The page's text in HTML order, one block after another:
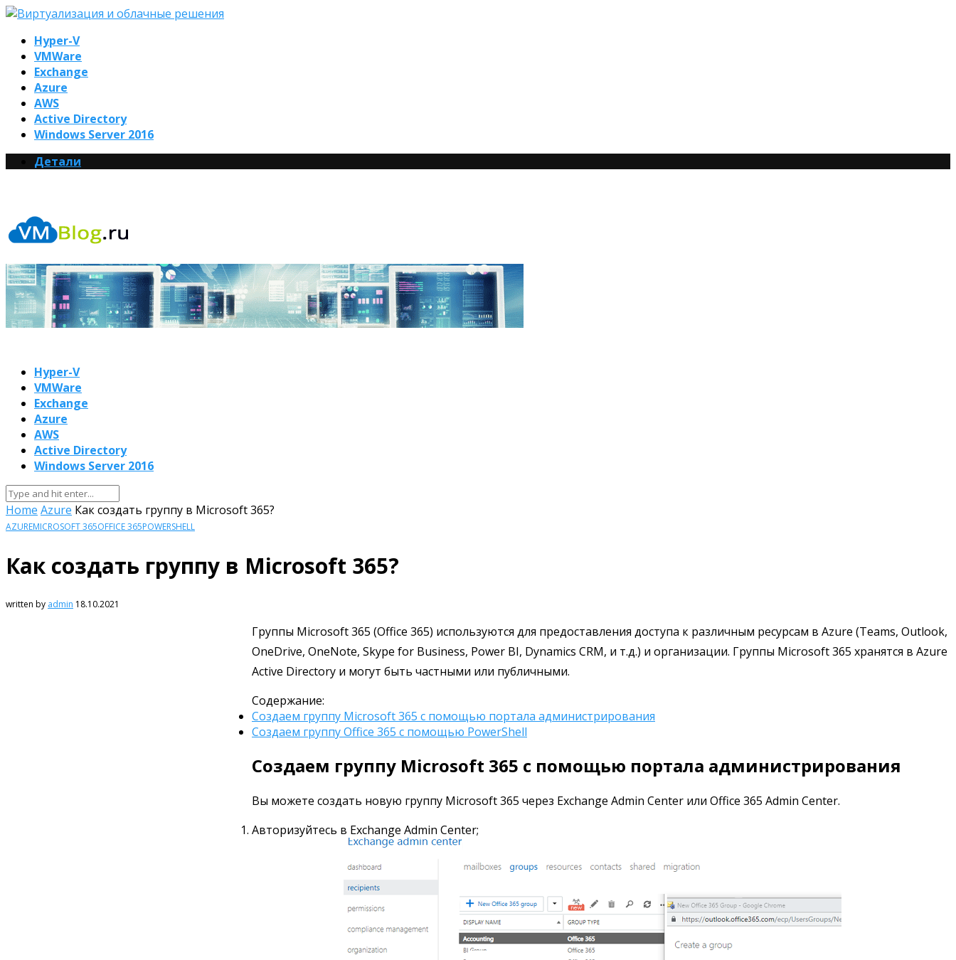
Hyper-V
VMWare
Exchange
Azure
AWS
Active Directory
Windows Server 2016
Детали
Hyper-V
VMWare
Exchange
Azure
AWS
Active Directory
Windows Server 2016
Home Azure Как создать группу в Microsoft 365?
AZUREMICROSOFT 365OFFICE 365POWERSHELL
Как создать группу в Microsoft 365?
written by admin 18.10.2021
Группы Microsoft 365 (Office 365) используются для предоставления доступа к различным ресурсам в Azure (Teams, Outlook,
OneDrive, OneNote, Skype for Business, Power BI, Dynamics CRM, и т.д.) и организации. Группы Microsoft 365 хранятся в Azure
Active Directory и могут быть частными или публичными.
Содержание:
Создаем группу Microsoft 365 с помощью портала администрирования
Создаем группу Office 365 с помощью PowerShell
Создаем группу Microsoft 365 с помощью портала администрирования
Вы можете создать новую группу Microsoft 365 через Exchange Admin Center или Office 365 Admin Center.
Авторизуйтесь в Exchange Admin Center;